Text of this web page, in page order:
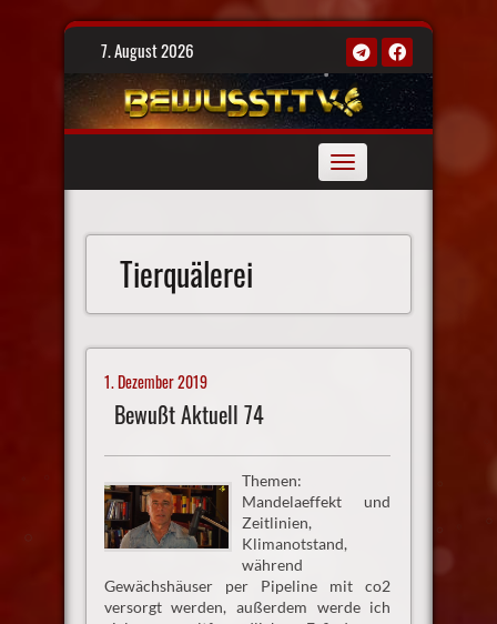
Skip
7. August 2026
Toggle
navigation
Tierquälerei
1. Dezember 2019
Bewußt Aktuell 74
Themen:
Mandelaeffekt und
Zeitlinien,
Klimanotstand,
während
Gewächshäuser per Pipeline mit co2
versorgt werden, außerdem werde ich